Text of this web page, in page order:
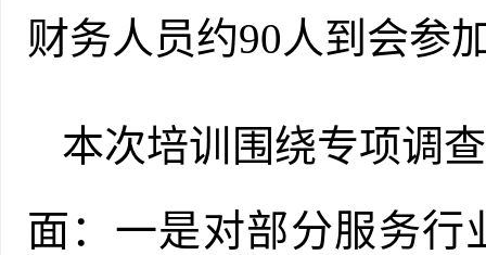
财务人员约90人到会参
本次培训围绕专项调
面：一是对部分服务行